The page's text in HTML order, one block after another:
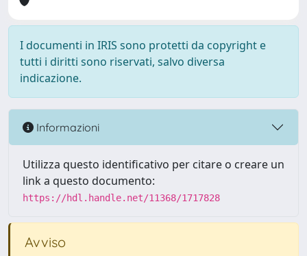
I documenti in IRIS sono protetti da copyright e
tutti i diritti sono riservati, salvo diversa
indicazione.
Informazioni
Utilizza questo identificativo per citare o creare un
link a questo documento:
https://hdl.handle.net/11368/1717828
Avviso